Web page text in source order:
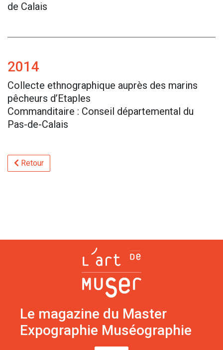
de Calais
2014
Collecte ethnographique auprès des marins
pêcheurs d’Etaples
Commanditaire : Conseil départemental du
Pas-de-Calais
Retour
Le magazine du Master
Expographie Muséographie